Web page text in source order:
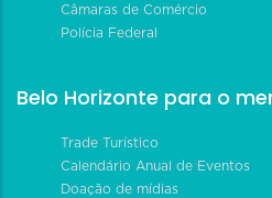
Câmaras de Comércio
Polícia Federal
Belo Horizonte para o
Trade Turístico
Calendário Anual de Eventos
Doação de mídias